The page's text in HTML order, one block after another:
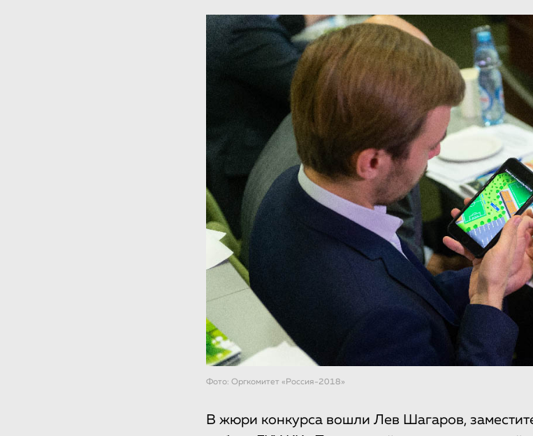
Фото: Оргкомитет «Россия-2018»
В жюри конкурса вошли Лев Шагаров,